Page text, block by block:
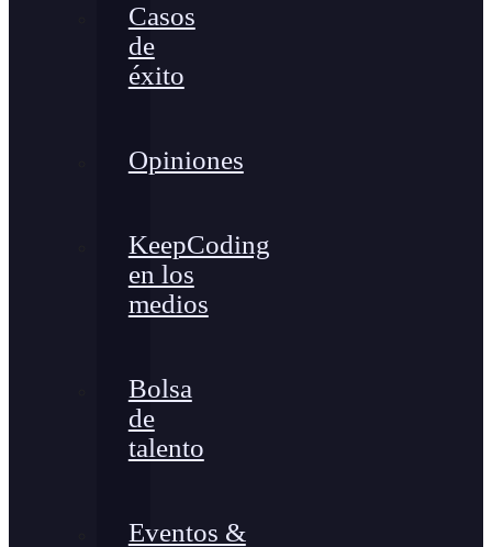
Casos
de
éxito
Opiniones
KeepCoding
en los
medios
Bolsa
de
talento
Eventos &